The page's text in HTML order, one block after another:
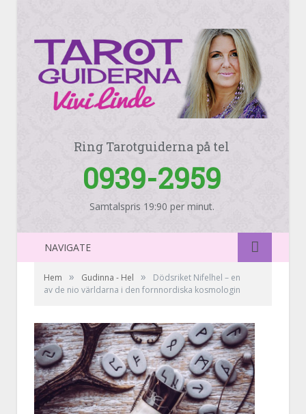
Ring Tarotguiderna på tel
0939-2959
Samtalspris 19:90 per minut.
NAVIGATE
Hem » Gudinna - Hel »
Dödsriket Nifelhel – en
av de nio världarna i den fornnordiska kosmologin